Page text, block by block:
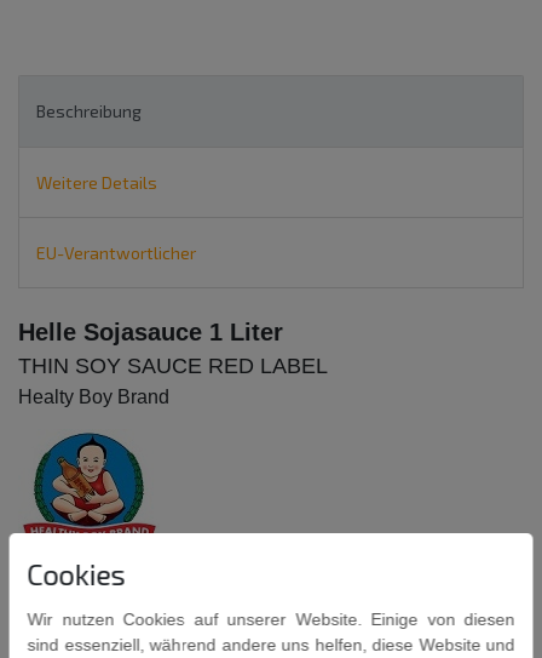
Beschreibung
Weitere Details
EU-Verantwortlicher
Helle Sojasauce 1 Liter
THIN SOY SAUCE RED LABEL
Healty Boy Brand
Zu verwenden als Würzmittel für Ihre Gerichte.
Zutaten: Salzwasser (Wasser, Salz),Sojasauce 32% (Wasser,
Salz, Sojabohnen 25%,Weizenmehl), Wasser, Zucker,
Cookies
Wir nutzen Cookies auf unserer Website. Einige von diesen
sind essenziell, während andere uns helfen, diese Website und